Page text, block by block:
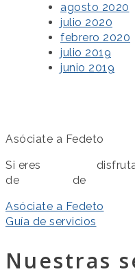
agosto 2020
julio 2020
febrero 2020
julio 2019
junio 2019
Asóciate a Fedeto
Si eres
de
de
Asóciate a Fedeto
Guía de servicios
Nuestras